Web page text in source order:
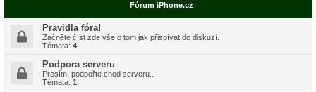
Fórum iPhone.cz
Pravidla fóra!
Začněte číst zde vše o tom jak přispívat do diskuzí.
Témata: 4
Podpora serveru
Prosím, podpořte chod serveru..
Témata: 1